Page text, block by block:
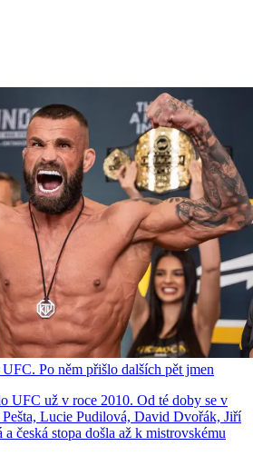
Po něm přišlo dalších pět jmen
UFC už v roce 2010. Od té doby se v
Lucie Pudilová, David Dvořák, Jiří
česká stopa došla až k mistrovskému